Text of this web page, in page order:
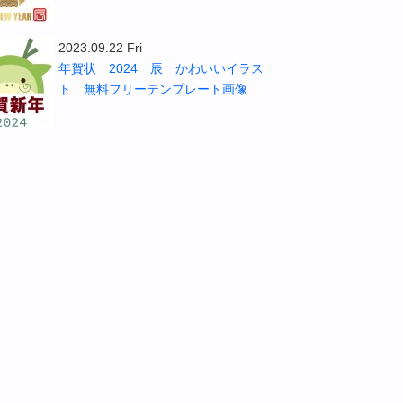
2023.09.22 Fri
年賀状 2024 辰 かわいいイラス
ト 無料フリーテンプレート画像